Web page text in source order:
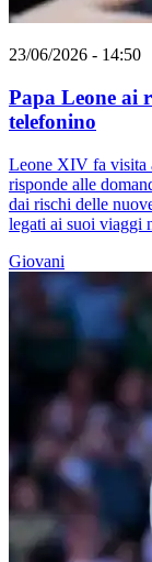
23/06/2026 - 14:50
Papa Leone ai
telefonino
Leone XIV fa visita
risponde alle
dai rischi delle
legati ai suoi viaggi
Giovani